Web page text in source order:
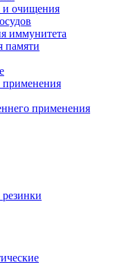
и очищения
иммунитета
памяти
применения
применения